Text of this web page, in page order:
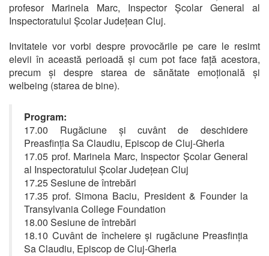
profesor Marinela Marc, Inspector Școlar General al
Inspectoratului Școlar Județean Cluj.
Invitatele vor vorbi despre provocările pe care le resimt
elevii în această perioadă și cum pot face față acestora,
precum și despre starea de sănătate emoțională și
welbeing (starea de bine).
Program:
17.00 Rugăciune și cuvânt de deschidere
Preasfinția Sa Claudiu, Episcop de Cluj-Gherla
17.05 prof. Marinela Marc, Inspector Școlar General
al Inspectoratului Școlar Județean Cluj
17.25 Sesiune de întrebări
17.35 prof. Simona Baciu, President & Founder la
Transylvania College Foundation
18.00 Sesiune de întrebări
18.10 Cuvânt de încheiere și rugăciune Preasfinția
Sa Claudiu, Episcop de Cluj-Gherla